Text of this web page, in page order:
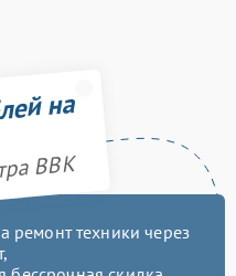
на
BBK
ремонт техники через